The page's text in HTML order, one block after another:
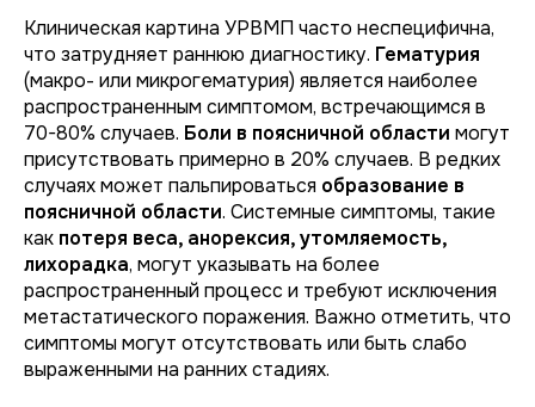
Клиническая картина УРВМП часто неспецифична,
что затрудняет раннюю диагностику. Гематурия
(макро- или микрогематурия) является наиболее
распространенным симптомом, встречающимся в
70-80% случаев. Боли в поясничной области могут
присутствовать примерно в 20% случаев. В редких
случаях может пальпироваться образование в
поясничной области. Системные симптомы, такие
как потеря веса, анорексия, утомляемость,
лихорадка, могут указывать на более
распространенный процесс и требуют исключения
метастатического поражения. Важно отметить, что
симптомы могут отсутствовать или быть слабо
выраженными на ранних стадиях.